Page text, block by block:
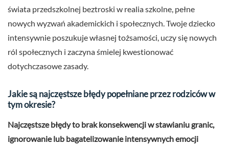
świata przedszkolnej beztroski w realia szkolne, pełne
nowych wyzwań akademickich i społecznych. Twoje dziecko
intensywnie poszukuje własnej tożsamości, uczy się nowych
ról społecznych i zaczyna śmielej kwestionować
dotychczasowe zasady.
Jakie są najczęstsze błędy popełniane przez rodziców w
tym okresie?
Najczęstsze błędy to brak konsekwencji w stawianiu granic,
ignorowanie lub bagatelizowanie intensywnych emocji